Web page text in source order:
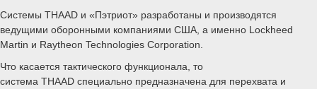
Системы THAAD и «Пэтриот» разработаны и производятся
ведущими оборонными компаниями США, а именно Lockheed
Martin и Raytheon Technologies Corporation.
Что касается тактического функционала, то
система THAAD специально предназначена для перехвата и